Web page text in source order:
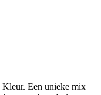
Een unieke mix